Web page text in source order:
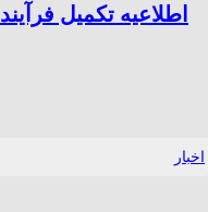
اطلاعیه تکمیل
اخبار